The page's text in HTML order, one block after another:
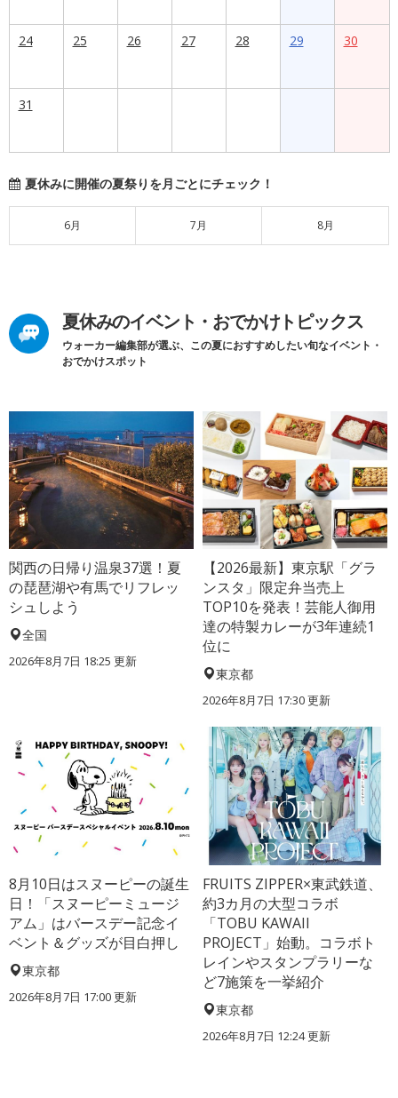
24 25 26 27 28 29 30
31
夏休みに開催の夏祭りを月ごとにチェック！
6月 7月 8月
夏休みのイベント・おでかけトピックス
ウォーカー編集部が選ぶ、この夏におすすめしたい旬なイベント・
おでかけスポット
関西の日帰り温泉37選！夏
の琵琶湖や有馬でリフレッ
シュしよう
全国
2026年8月7日 18:25 更新
【2026最新】東京駅「グラ
ンスタ」限定弁当売上
TOP10を発表！芸能人御用
達の特製カレーが3年連続1
位に
東京都
2026年8月7日 17:30更新
8月10日はスヌーピーの誕生
日！「スヌーピーミュージ
アム」はバースデー記念イ
ベント＆グッズが目白押し
東京都
2026年8月7日 17:00更新
FRUITS ZIPPER×東武鉄道、
約3カ月の大型コラボ
「TOBU KAWAII
PROJECT」始動。コラボト
レインやスタンプラリーな
ど7施策を一挙紹介
東京都
2026年8月7日 12:24更新